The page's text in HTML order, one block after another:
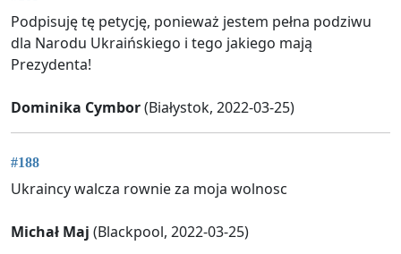
Podpisuję tę petycję, ponieważ jestem pełna podziwu
dla Narodu Ukraińskiego i tego jakiego mają
Prezydenta!
Dominika Cymbor(Białystok, 2022-03-25)
#188
Ukraincy walcza rownie za moja wolnosc
Michał Maj (Blackpool, 2022-03-25)